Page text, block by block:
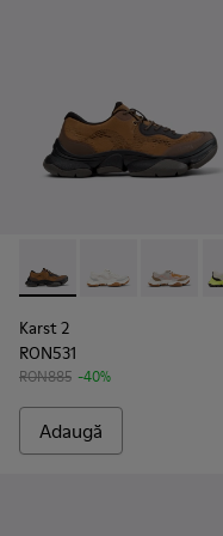
Karst 2 - K101069-
Karst 2 -Karst 2 -
Karst 2
RON531
RON885 -40%
Adaugă